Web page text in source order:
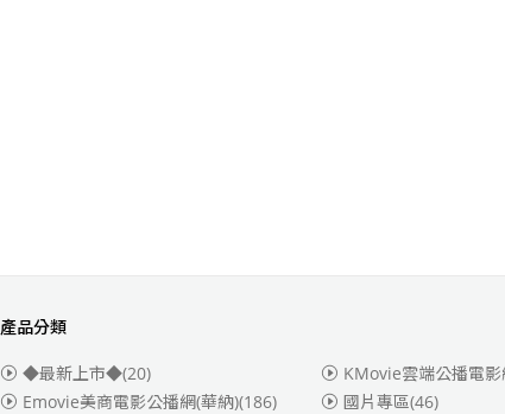
產品分類
◆最新上市◆(20) KMovie雲端公播電影網(迪
Emovie美商電影公播網(華納)(186) 國片專區(46)